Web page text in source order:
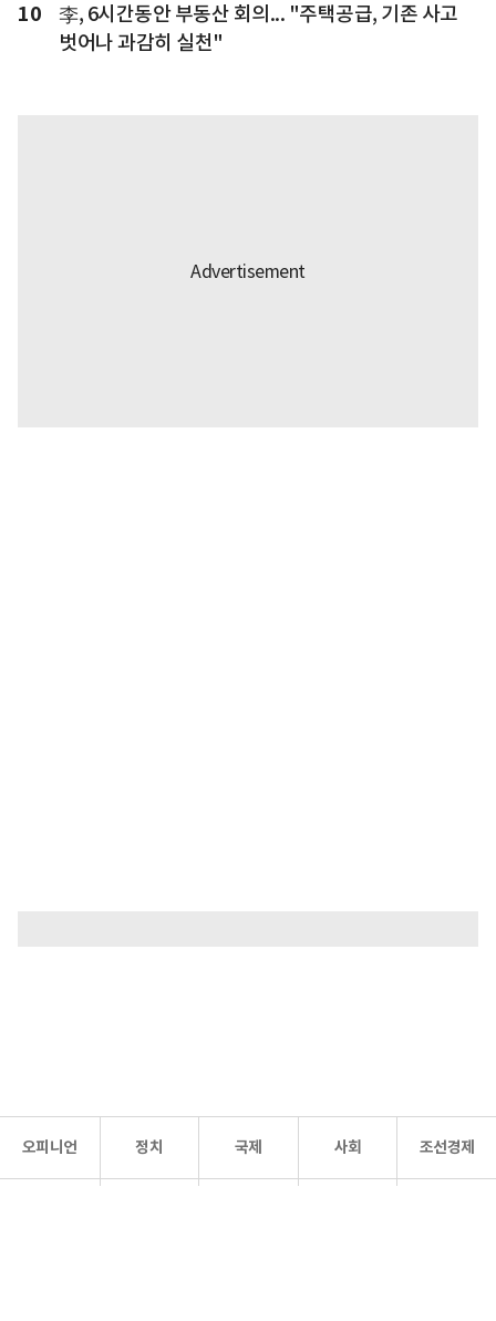
10
李, 6시간동안 부동산 회의... "주택공급, 기존 사고
벗어나 과감히 실천"
오피니언 정치 국제 사회 조선경제